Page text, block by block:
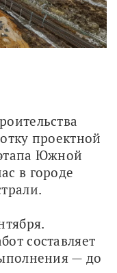
проектной
Южной
в городе
составляет
— до